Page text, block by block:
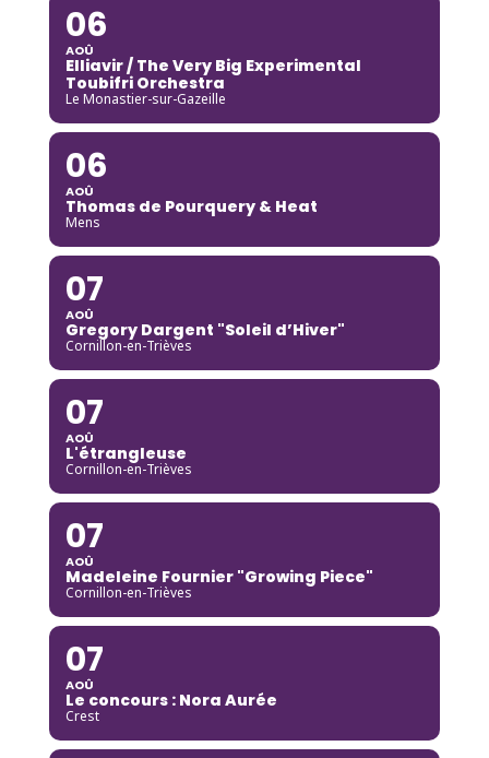
06
AOÛ
Elliavir / The Very Big Experimental
Toubifri Orchestra
Le Monastier-sur-Gazeille
06
AOÛ
Thomas de Pourquery & Heat
Mens
07
AOÛ
Gregory Dargent "Soleil d’Hiver"
Cornillon-en-Trièves
07
AOÛ
L'étrangleuse
Cornillon-en-Trièves
07
AOÛ
Madeleine Fournier "Growing Piece"
Cornillon-en-Trièves
07
AOÛ
Le concours : Nora Aurée
Crest